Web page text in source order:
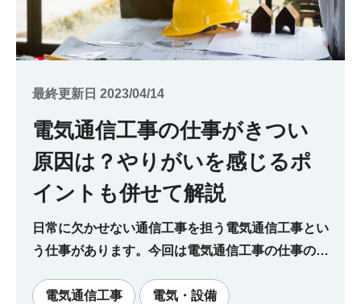
最終更新日 2023/04/14
電気通信工事の仕事がきつい
原因は？やりがいを感じるポ
イントも併せて解説
日常に欠かせない通信工事を担う電気通信工事とい
う仕事があります。今回は電気通信工事の仕事の内
電気通信工事
電気・設備